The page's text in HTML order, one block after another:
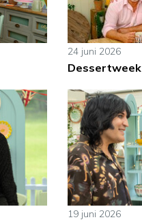
24 juni 2026
Dessertweek
19 juni 2026